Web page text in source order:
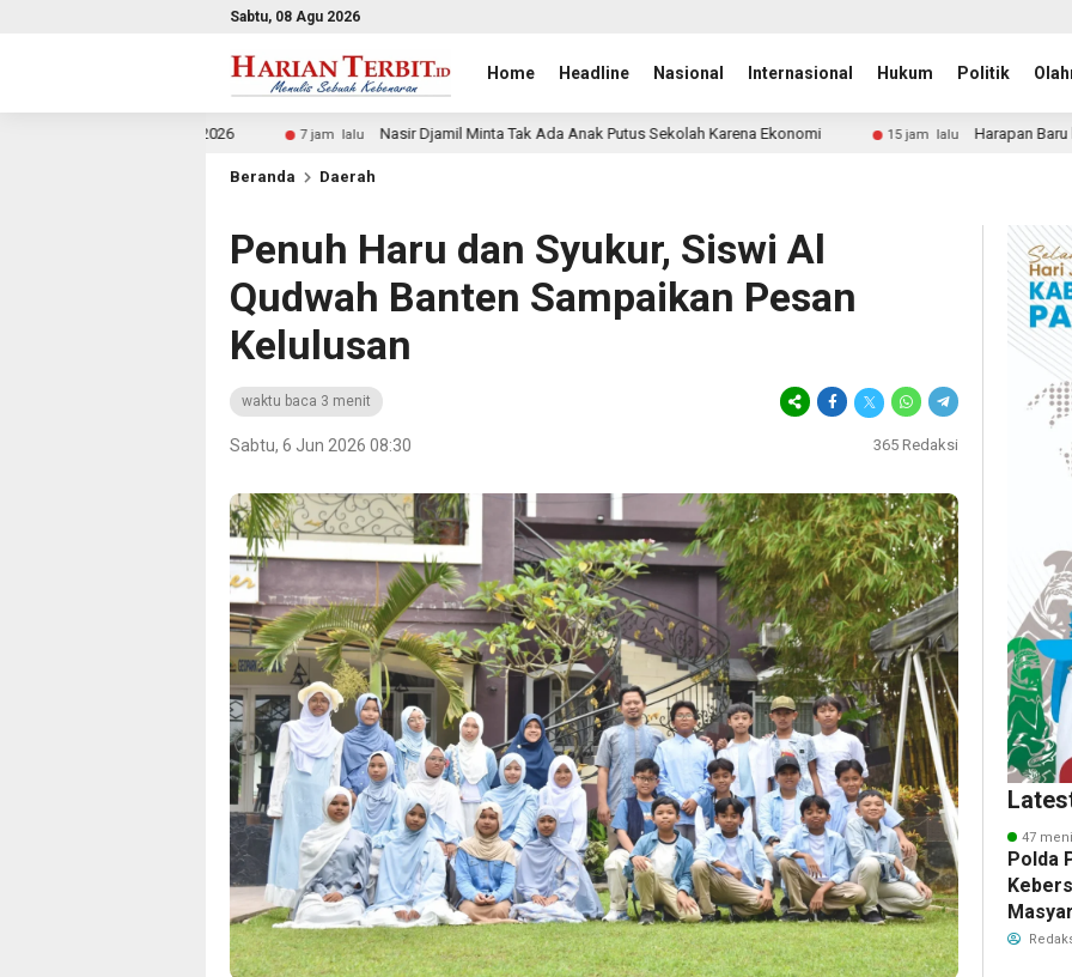
Sabtu, 08 Agu 2026
Home Headline Nasional Internasional Hukum Politik
Nasir Djamil Minta Tak Ada Anak Putus Sekolah Karena Ekonomi 15 jam lalu Harapan Baru bagi ODGJ di Lebak,
Beranda Daerah
Penuh Haru dan Syukur, Siswi Al
Qudwah Banten Sampaikan Pesan
Kelulusan
waktu baca 3 menit
Sabtu, 6 Jun 2026 08:30 365 Redaksi
47
Polda
Polwan